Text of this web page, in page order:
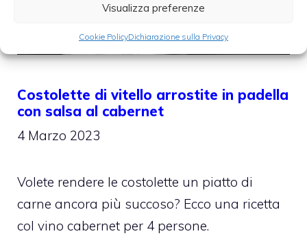
Visualizza preferenze
Cookie PolicyDichiarazione sulla Privacy
Costolette di vitello arrostite in padella
con salsa al cabernet
4 Marzo 2023
Volete rendere le costolette un piatto di
carne ancora più succoso? Ecco una ricetta
col vino cabernet per 4 persone.